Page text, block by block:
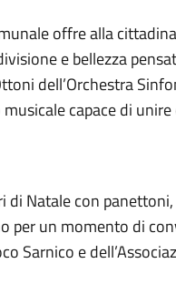
offre alla
e bellezza
dell’Orchestra
capace di
di Natale con
per un momento di
Sarnico e